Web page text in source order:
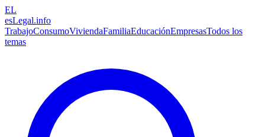
EL
esLegal.info
TrabajoConsumoViviendaFamiliaEducaciónEmpresasTodos los
temas